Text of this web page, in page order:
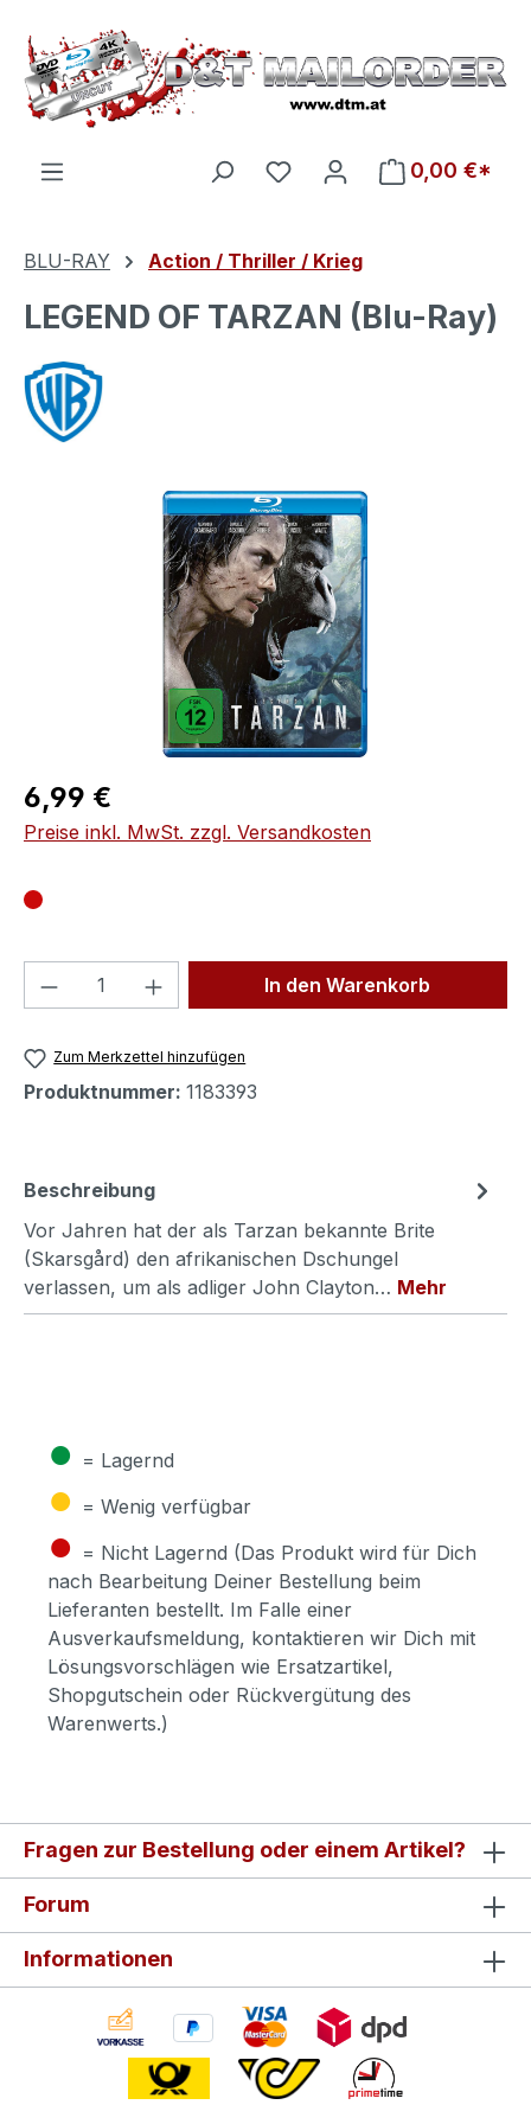
Zum Hauptinhalt springen
Du hast 0 Produkte auf
0,00 €*
BLU-RAY Action / Thriller / Krieg
LEGEND OF TARZAN (Blu-Ray)
Bildergalerie überspringen
Regulärer Preis:
6,99 €
Preise inkl. MwSt. zzgl. Versandkosten
Produkt Anzahl: Gib denIn den Warenkorb
Zum Merkzettel hinzufügen
Produktnummer: 1183393
Beschreibung
Vor Jahren hat der als Tarzan bekannte Brite
(Skarsgård) den afrikanischen Dschungel
verlassen, um als adliger John Clayton… Mehr
● = Lagernd
● = Wenig verfügbar
● = Nicht Lagernd (Das Produkt wird für Dich
nach Bearbeitung Deiner Bestellung beim
Lieferanten bestellt. Im Falle einer
Ausverkaufsmeldung, kontaktieren wir Dich mit
Lösungsvorschlägen wie Ersatzartikel,
Shopgutschein oder Rückvergütung des
Warenwerts.)
Fragen zur Bestellung oder einem Artikel?
Forum
Informationen